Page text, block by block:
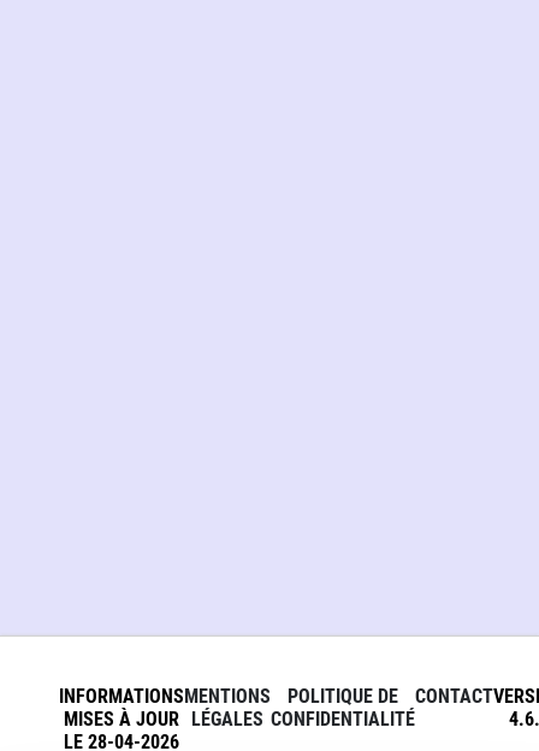
INFORMATIONS
MISES À JOUR
LE 28-04-2026
MENTIONS
LÉGALES
POLITIQUE DE
CONFIDENTIALITÉ
CONTACT